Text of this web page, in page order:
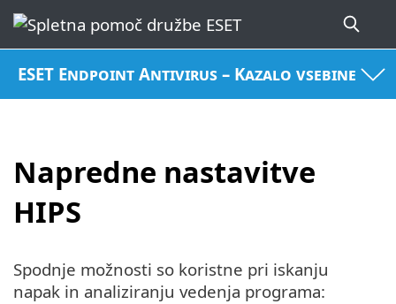
ESET Endpoint Antivirus – Kazalo vsebine
Napredne nastavitve
HIPS
Spodnje možnosti so koristne pri iskanju
napak in analiziranju vedenja programa: